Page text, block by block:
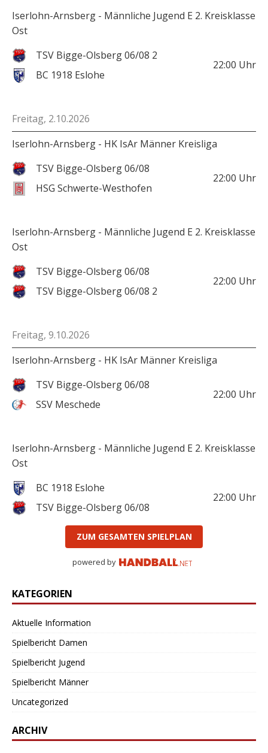
Iserlohn-Arnsberg - Männliche Jugend E 2. Kreisklasse
Ost
TSV Bigge-Olsberg 06/08 2
BC 1918 Eslohe
22:00 Uhr
Freitag, 2.10.2026
Iserlohn-Arnsberg - HK IsAr Männer Kreisliga
TSV Bigge-Olsberg 06/08
HSG Schwerte-Westhofen
22:00 Uhr
Iserlohn-Arnsberg - Männliche Jugend E 2. Kreisklasse
Ost
TSV Bigge-Olsberg 06/08
TSV Bigge-Olsberg 06/08 2
22:00 Uhr
Freitag, 9.10.2026
Iserlohn-Arnsberg - HK IsAr Männer Kreisliga
TSV Bigge-Olsberg 06/08
SSV Meschede
22:00 Uhr
Iserlohn-Arnsberg - Männliche Jugend E 2. Kreisklasse
Ost
BC 1918 Eslohe
TSV Bigge-Olsberg 06/08
22:00 Uhr
ZUM GESAMTEN SPIELPLAN
powered by
KATEGORIEN
Aktuelle Information
Spielbericht Damen
Spielbericht Jugend
Spielbericht Männer
Uncategorized
ARCHIV